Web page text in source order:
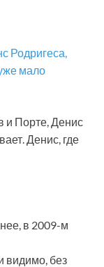
Родригеса,
мало
Порте, Денис
Денис, где
в 2009-м
видимо, без